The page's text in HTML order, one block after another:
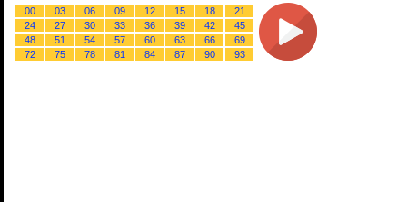
00 03 06 09 12 15 18
21
24
27 30 33 36 39 42
45
48
51 54 57 60 63 66
69
72
75 78 81 84 87 90 93